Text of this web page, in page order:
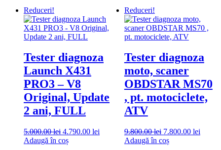
Reduceri!
Tester diagnoza
Launch X431
PRO3 – V8
Original, Update
2 ani, FULL
5.000.00lei Prețul
inițial
4.790.00 lei
Adaugă în coș
Reduceri!
Tester diagnoza
moto, scaner
OBDSTAR MS70
, pt. motociclete,
ATV
9.800.00lei Prețul
inițial
7.800.00 leiPrețul
Adaugă în coș